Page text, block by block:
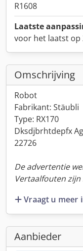
R1608
Laatste
voor het laatst op
Omschrijving
Robot
Fabrikant: Stäubli
Type: RX170
Dksdjbrhtdepfx
22726
De advertentie
Vertaalfouten zijn
Vraagt u meer
Aanbieder